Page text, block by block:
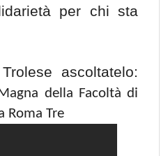
per chi sta
ascoltatelo:
della Facoltà di
Roma Tre